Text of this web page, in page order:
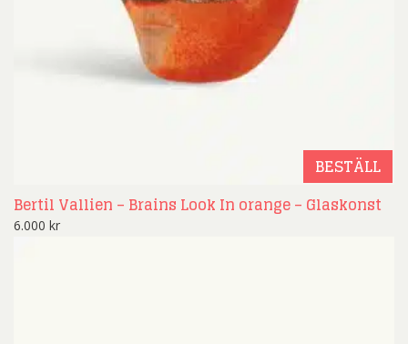
BESTÄLL
Bertil Vallien – Brains Look In orange – Glaskonst
6.000 kr